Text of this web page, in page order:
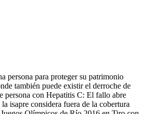
persona para proteger su patrimonio
también puede existir el derroche de
persona con Hepatitis C: El fallo abre
isapre considera fuera de la cobertura